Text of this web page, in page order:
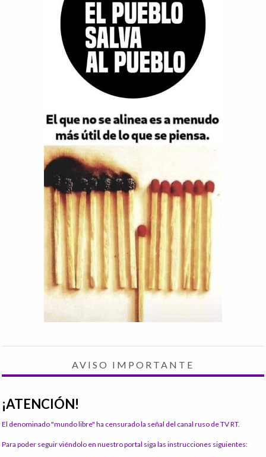
AVISO IMPORTANTE
¡ATENCIÓN!
El denominado "mundo libre" ha censurado la señal del canal ruso de TV RT.
Para poder seguir viéndolo en nuestro portal siga las instrucciones siguientes: